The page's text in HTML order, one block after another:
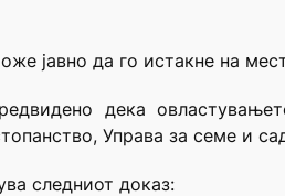
јавно да го истакне на
дека
Управа за семе и
следниот доказ: